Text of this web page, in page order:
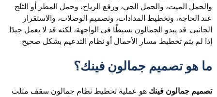
والحمل الميت، والحمل الحي، ورفع الرياح، وحمل المطر أو الثلج
عند الحاجة، وتخطيط المدادات، وتصميم الوصلات، والاستقرار
الجانبي. قد يبدو الجمالون بسيطًا في الواجهة، لكنه قد لا يعمل جيدًا
إذا لم يتم تخطيط مسار الأحمال أو نظام التدعيم بشكل صحيح.
ما هو تصميم جمالون فينك؟
تصميم جمالون فينك هو عملية تخطيط نظام جمالون سقف مثلث